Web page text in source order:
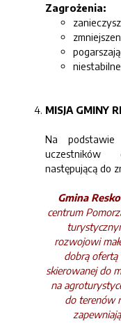
Zagrożenia:
MISJA GMINY
Na
uczestników
następującą do
Gmina Resko
centrum
rozwojowi
dobrą
skierowanej do
na
do terenów